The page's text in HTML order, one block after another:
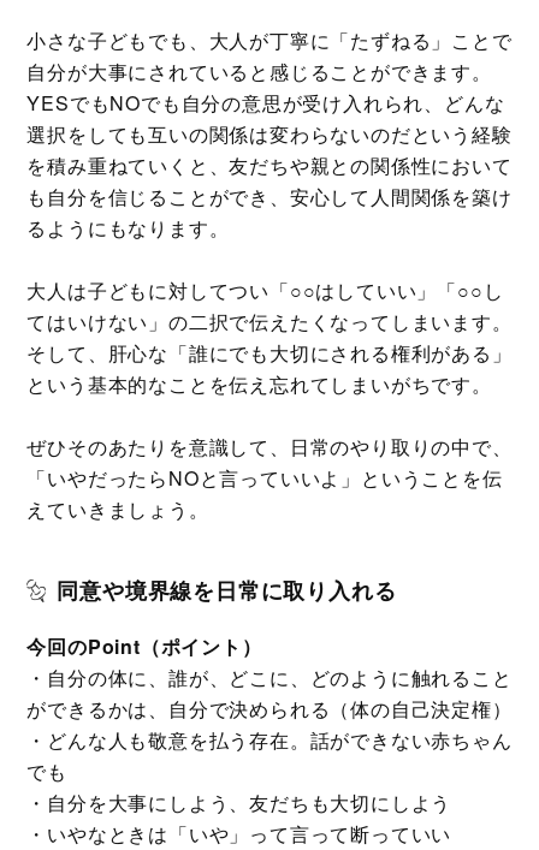
小さな子どもでも、大人が丁寧に「たずねる」ことで
自分が大事にされていると感じることができます。
YESでもNOでも自分の意思が受け入れられ、どんな
選択をしても互いの関係は変わらないのだという経験
を積み重ねていくと、友だちや親との関係性において
も自分を信じることができ、安心して人間関係を築け
るようにもなります。
大人は子どもに対してつい「○○はしていい」「○○し
てはいけない」の二択で伝えたくなってしまいます。
そして、肝心な「誰にでも大切にされる権利がある」
という基本的なことを伝え忘れてしまいがちです。
ぜひそのあたりを意識して、日常のやり取りの中で、
「いやだったらNOと言っていいよ」ということを伝
えていきましょう。
同意や境界線を日常に取り入れる
今回のPoint（ポイント）
・自分の体に、誰が、どこに、どのように触れること
ができるかは、自分で決められる（体の自己決定権）
・どんな人も敬意を払う存在。話ができない赤ちゃん
でも
・自分を大事にしよう、友だちも大切にしよう
・いやなときは「いや」って言って断っていい